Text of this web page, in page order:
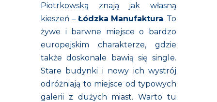
Piotrkowską znają jak własną
kieszeń – Łódzka Manufaktura. To
żywe i barwne miejsce o bardzo
europejskim charakterze, gdzie
także doskonale bawią się single.
Stare budynki i nowy ich wystrój
odróżniają to miejsce od typowych
galerii z dużych miast. Warto tu